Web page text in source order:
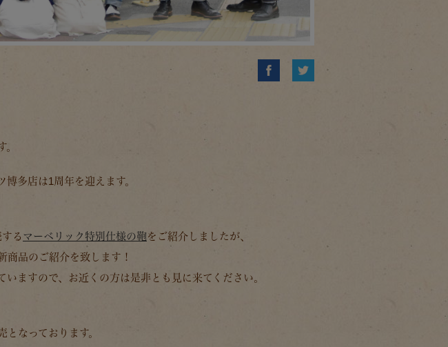
多店は1周年を迎えます。
る マーベリック特別仕様の鞄をご紹介しましたが、
商品のご紹介を致します！
ますので、お近くの方は是非とも見に来てください。
なっております。